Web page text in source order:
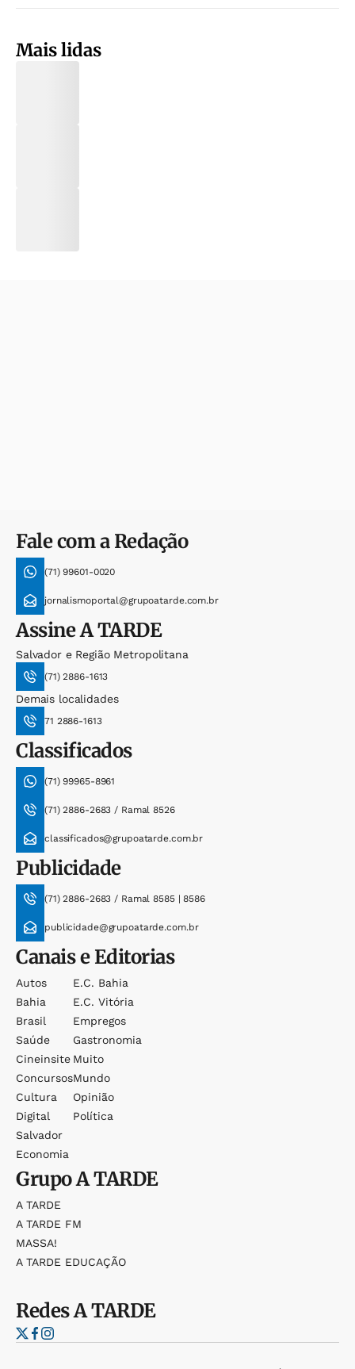
Mais lidas
Fale com a Redação
(71) 99601-0020
jornalismoportal@grupoatarde.com.br
AssineA TARDE
Salvador e Região Metropolitana
(71) 2886-1613
Demais localidades
71 2886-1613
Classificados
(71) 99965-8961
(71) 2886-2683 / Ramal 8526
classificados@grupoatarde.com.br
Publicidade
(71) 2886-2683 / Ramal 8585 | 8586
publicidade@grupoatarde.com.br
Canais e Editorias
Autos
Bahia
Brasil
Saúde
Cineinsite
Concursos
Cultura
Digital
Salvador
Economia
E.c. Bahia
E.c. Vitória
Empregos
Gastronomia
Muito
Mundo
Opinião
Política
GrupoA TARDE
A TARDE
A TARDE FM
MASSA!
A TARDE EDUCAÇÃO
RedesA TARDE